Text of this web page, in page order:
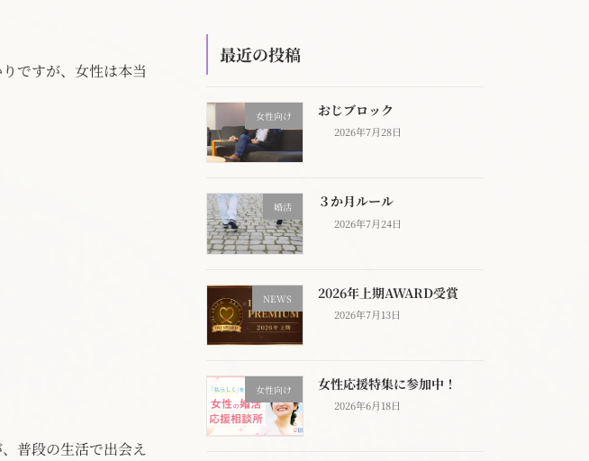
ですが、女性は本当
普段の生活で出会え
最近の投稿
女性向け おじブロック
2026年7月28日
婚活 ３か月ルール
2026年7月24日
NEWS 2026年上期AWARD受賞
2026年7月13日
女性向け 女性応援特集に参加中！
2026年6月18日